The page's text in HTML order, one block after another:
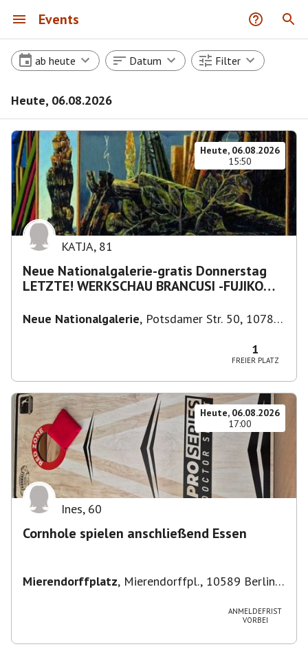
Events
ab heute Datum Filter
Heute, 06.08.2026
Heute, 06.08.2026
15:50
KATJA, 81
Neue Nationalgalerie-gratis Donnerstag
LETZTE! WERKSCHAU BRANCUSI -FUJIKO
Neue Nationalgalerie, Potsdamer Str. 50, 10785
1
FREIER PLATZ
Heute, 06.08.2026
17:00
Ines, 60
Cornhole spielen anschließend Essen
Mierendorffplatz, Mierendorffpl., 10589 Berlin-
ANMELDEFRIST
VORBEI